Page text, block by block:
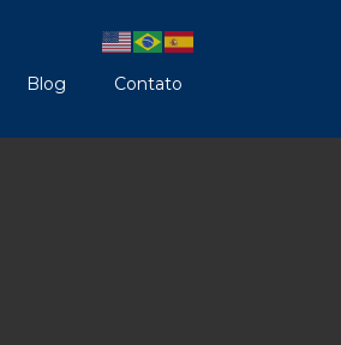
Blog Contato